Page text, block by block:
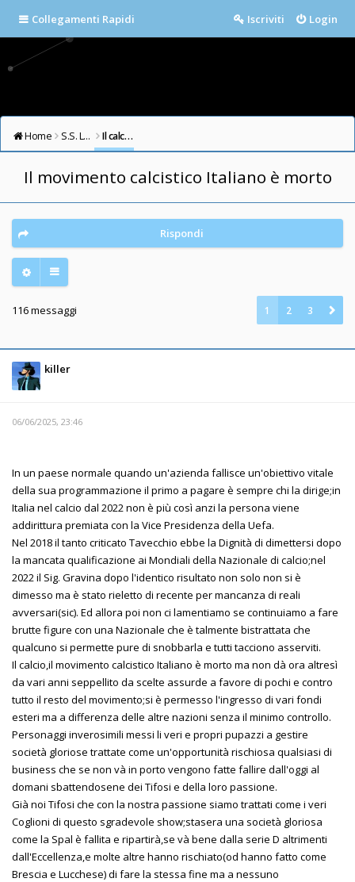
Collegamenti Rapidi Login
Iscriviti
Home S.S. LAZIO FORUM Il calcio in testa
Il movimento calcistico Italiano è morto
Rispondi
116 messaggi 1 2 3
killer
06/06/2025, 23:46
In un paese normale quando un'azienda fallisce un'obiettivo vitale
della sua programmazione il primo a pagare è sempre chi la dirige;in
Italia nel calcio dal 2022 non è più così anzi la persona viene
addirittura premiata con la Vice Presidenza della Uefa.
Nel 2018 il tanto criticato Tavecchio ebbe la Dignità di dimettersi dopo
la mancata qualificazione ai Mondiali della Nazionale di calcio;nel
2022 il Sig. Gravina dopo l'identico risultato non solo non si è
dimesso ma è stato rieletto di recente per mancanza di reali
avversari(sic). Ed allora poi non ci lamentiamo se continuiamo a fare
brutte figure con una Nazionale che è talmente bistrattata che
qualcuno si permette pure di snobbarla e tutti tacciono asserviti.
Il calcio,il movimento calcistico Italiano è morto ma non dà ora altresì
da vari anni seppellito da scelte assurde a favore di pochi e contro
tutto il resto del movimento;si è permesso l'ingresso di vari fondi
esteri ma a differenza delle altre nazioni senza il minimo controllo.
Personaggi inverosimili messi li veri e propri pupazzi a gestire
società gloriose trattate come un'opportunità rischiosa qualsiasi di
business che se non và in porto vengono fatte fallire dall'oggi al
domani sbattendosene dei Tifosi e della loro passione.
Già noi Tifosi che con la nostra passione siamo trattati come i veri
Coglioni di questo sgradevole show;stasera una società gloriosa
come la Spal è fallita e ripartirà,se và bene dalla serie D altrimenti
dall'Eccellenza,e molte altre hanno rischiato(od hanno fatto come
Brescia e Lucchese) di fare la stessa fine ma a nessuno